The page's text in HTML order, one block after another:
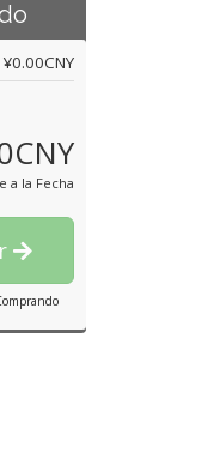
¥0.00CNY
a la Fecha